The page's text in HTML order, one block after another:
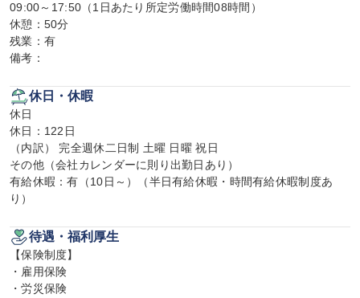
09:00～17:50（1日あたり所定労働時間08時間）
休憩：50分
残業：有
備考：
休日・休暇
休日
休日：122日
（内訳） 完全週休二日制 土曜 日曜 祝日
その他（会社カレンダーに則り出勤日あり）
有給休暇：有（10日～）（半日有給休暇・時間有給休暇制度あ
り）
待遇・福利厚生
【保険制度】
・雇用保険
・労災保険